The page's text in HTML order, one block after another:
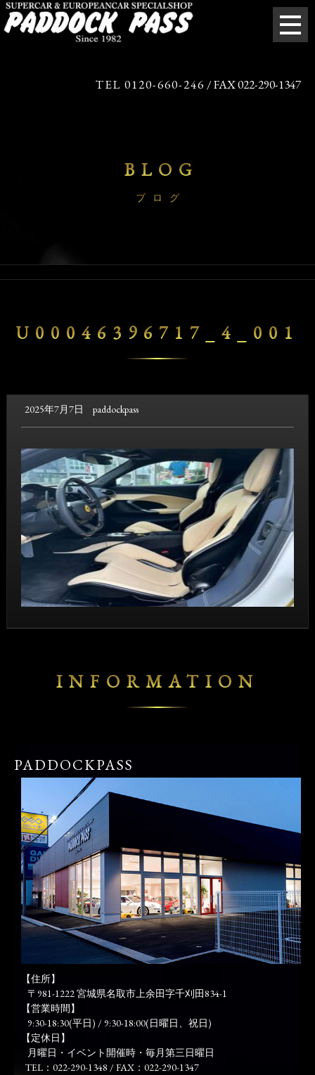
TEL 0120-660-246 / FAX 022-290-1347
BLOG
ブログ
U00046396717_4_001
2025年7月7日 paddockpass
INFORMATION
PADDOCKPASS
【住所】
〒981-1222 宮城県名取市上余田字千刈田834-1
【営業時間】
9:30-18:30(平日) / 9:30-18:00(日曜日、祝日)
【定休日】
月曜日・イベント開催時・毎月第三日曜日
TEL：022-290-1348 / FAX：022-290-1347